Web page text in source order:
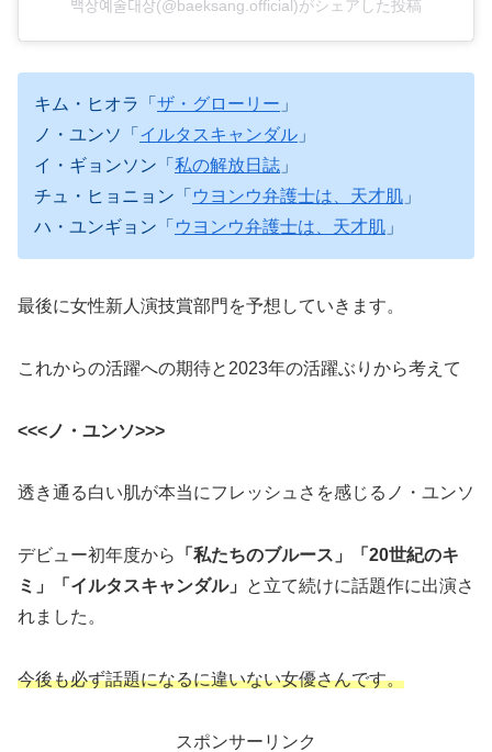
백상예술대상(@baeksang.official)がシェアした投稿
キム・ヒオラ「 ザ・グローリー 」
ノ・ユンソ「 イルタスキャンダル 」
イ・ギョンソン「 私の解放日誌 」
チュ・ヒョニョン「 ウヨンウ弁護士は、天才肌 」
ハ・ユンギョン「 ウヨンウ弁護士は、天才肌 」
最後に女性新人演技賞部門を予想していきます。
これからの活躍への期待と2023年の活躍ぶりから考えて
<<<ノ・ユンソ>>>
透き通る白い肌が本当にフレッシュさを感じるノ・ユンソ
デビュー初年度から
「私たちのブルース」「20世紀のキ
ミ」「イルタスキャンダル」
と立て続けに話題作に出演さ
れました。
今後も必ず話題になるに違いない女優さんです。
スポンサーリンク